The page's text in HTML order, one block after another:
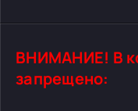
ВНИМАНИЕ! В
запрещено: